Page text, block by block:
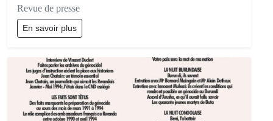
Revue de presse
En savoir plus